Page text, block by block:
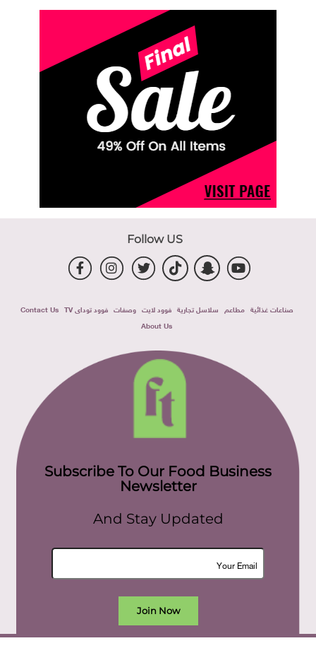
Follow US
صناعات غذائية مطاعم سلاسل تجارية فوود لايت وصفات فوود توداى TV
Contact Us
About Us
Subscribe To Our Food Business
Newsletter
And Stay Updated
Join Now